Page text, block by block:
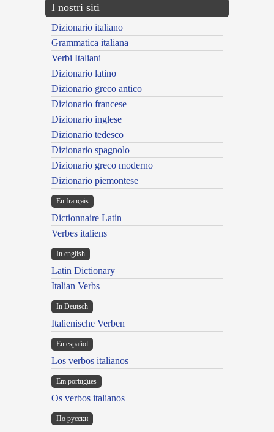
I nostri siti
Dizionario italiano
Grammatica italiana
Verbi Italiani
Dizionario latino
Dizionario greco antico
Dizionario francese
Dizionario inglese
Dizionario tedesco
Dizionario spagnolo
Dizionario greco moderno
Dizionario piemontese
En français
Dictionnaire Latin
Verbes italiens
In english
Latin Dictionary
Italian Verbs
In Deutsch
Italienische Verben
En español
Los verbos italianos
Em portugues
Os verbos italianos
По русски